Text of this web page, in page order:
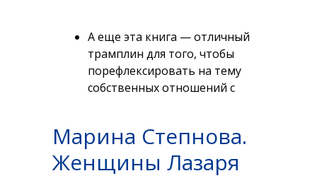
А еще эта книга — отличный
трамплин для того, чтобы
порефлексировать на тему
собственных отношений с
вектор. Может, пора на курс
по инвестициям, м?
Марина Степнова.
Женщины Лазаря